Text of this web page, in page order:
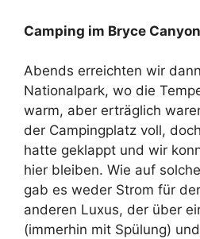
Camping im Bryce
Abends erreichten wir
Nationalpark, wo die
warm, aber erträglich
der Campingplatz voll,
hatte geklappt und wir
hier bleiben. Wie auf
gab es weder Strom für
anderen Luxus, der über
(immerhin mit Spülung)